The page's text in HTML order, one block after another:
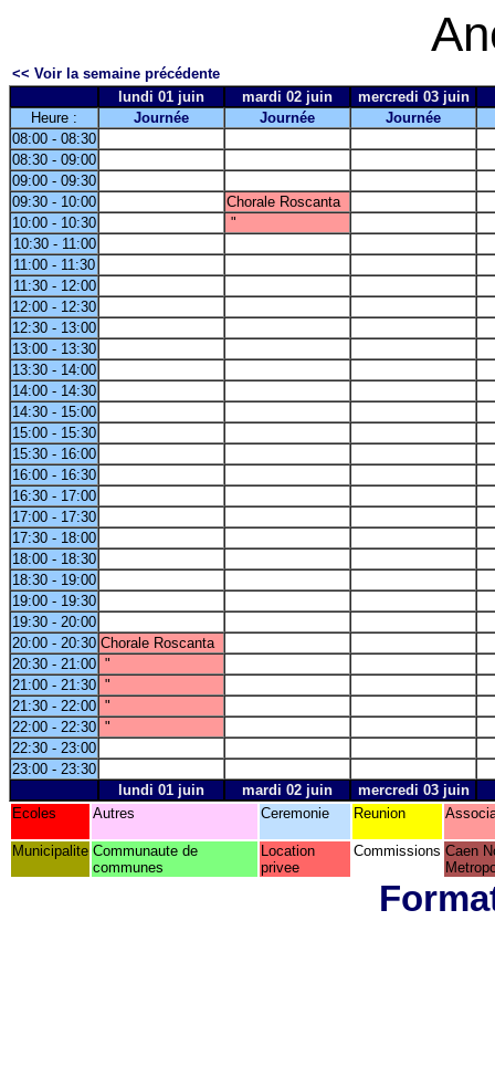
<< Voir la semaine précédente
lundi 01 juin
mardi 02 juin
mercredi 03 juin
Heure :
Journée Journée
Journée
08:00 - 08:30
08:30 - 09:00
09:00 - 09:30
09:30 - 10:00
Chorale Roscanta
10:00 - 10:30
"
10:30 - 11:00
11:00 - 11:30
11:30 - 12:00
12:00 - 12:30
12:30 - 13:00
13:00 - 13:30
13:30 - 14:00
14:00 - 14:30
14:30 - 15:00
15:00 - 15:30
15:30 - 16:00
16:00 - 16:30
16:30 - 17:00
17:00 - 17:30
17:30 - 18:00
18:00 - 18:30
18:30 - 19:00
19:00 - 19:30
19:30 - 20:00
20:00 - 20:30 Chorale Roscanta
20:30 - 21:00 "
21:00 - 21:30 "
21:30 - 22:00 "
22:00 - 22:30 "
22:30 - 23:00
23:00 - 23:30
lundi 01 juin
mardi 02 juin
mercredi 03 juin
Ecoles
Autres Ceremonie Reunion
Municipalite Communaute de
communes
Location
privee
Commissions Caen